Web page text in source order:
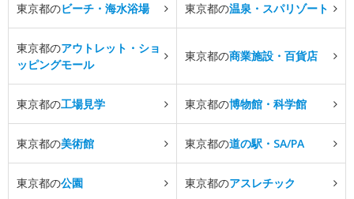
東京都のビーチ・海水浴場 東京都の温泉・スパリゾート
東京都のアウトレット・ショ
ッピングモール
東京都の商業施設・百貨店
東京都の工場見学 東京都の博物館・科学館
東京都の美術館 東京都の道の駅・SA/PA
東京都の公園 東京都のアスレチック